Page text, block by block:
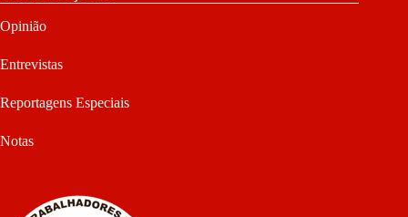
Opinião
Entrevistas
Reportagens Especiais
Notas